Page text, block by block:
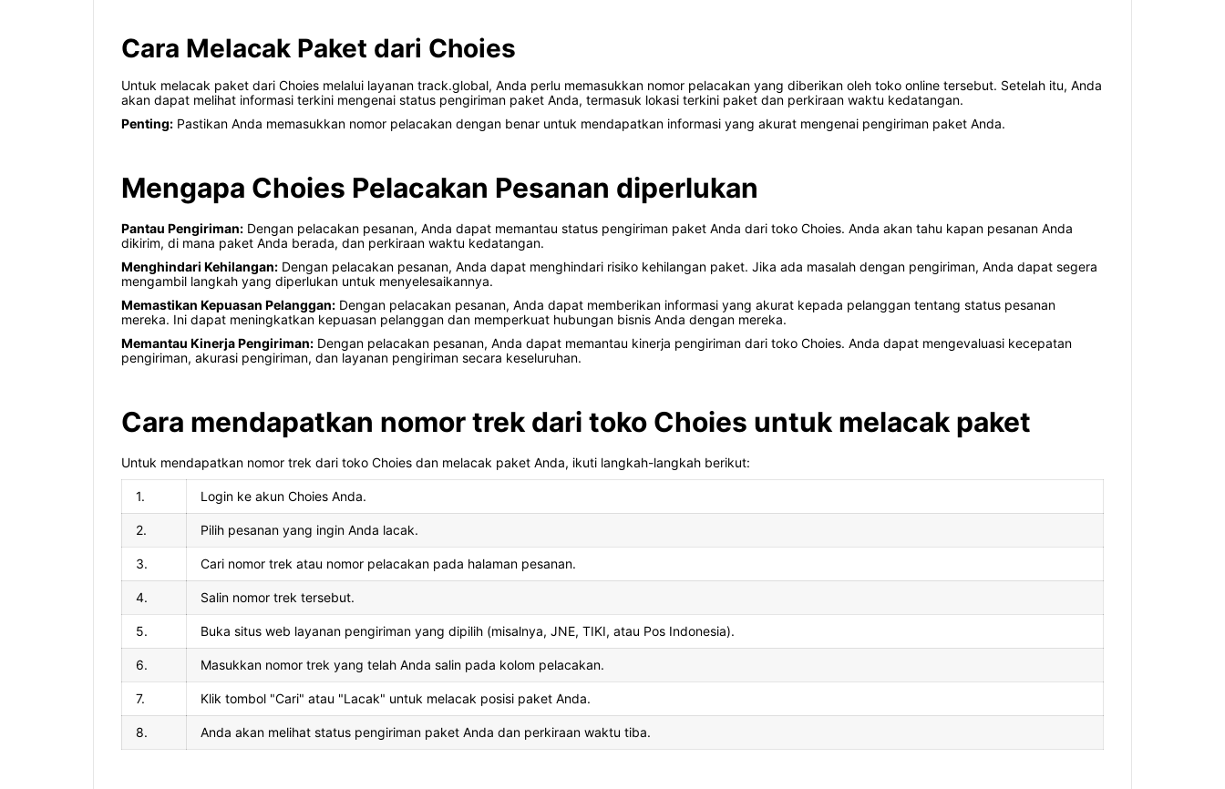
Cara Melacak Paket dari Choies
Untuk melacak paket dari Choies melalui layanan track.global, Anda perlu memasukkan nomor pelacakan yang diberikan oleh toko online tersebut. Setelah itu, Anda
akan dapat melihat informasi terkini mengenai status pengiriman paket Anda, termasuk lokasi terkini paket dan perkiraan waktu kedatangan.
Penting: Pastikan Anda memasukkan nomor pelacakan dengan benar untuk mendapatkan informasi yang akurat mengenai pengiriman paket Anda.
Mengapa Choies Pelacakan Pesanan diperlukan
Pantau Pengiriman: Dengan pelacakan pesanan, Anda dapat memantau status pengiriman paket Anda dari toko Choies. Anda akan tahu kapan pesanan Anda
dikirim, di mana paket Anda berada, dan perkiraan waktu kedatangan.
Menghindari Kehilangan: Dengan pelacakan pesanan, Anda dapat menghindari risiko kehilangan paket. Jika ada masalah dengan pengiriman, Anda dapat segera
mengambil langkah yang diperlukan untuk menyelesaikannya.
Memastikan Kepuasan Pelanggan: Dengan pelacakan pesanan, Anda dapat memberikan informasi yang akurat kepada pelanggan tentang status pesanan
mereka. Ini dapat meningkatkan kepuasan pelanggan dan memperkuat hubungan bisnis Anda dengan mereka.
Memantau Kinerja Pengiriman: Dengan pelacakan pesanan, Anda dapat memantau kinerja pengiriman dari toko Choies. Anda dapat mengevaluasi kecepatan
pengiriman, akurasi pengiriman, dan layanan pengiriman secara keseluruhan.
Cara mendapatkan nomor trek dari toko Choies untuk melacak paket
Untuk mendapatkan nomor trek dari toko Choies dan melacak paket Anda, ikuti langkah-langkah berikut:
1. Login ke akun Choies Anda.
2. Pilih pesanan yang ingin Anda lacak.
3. Cari nomor trek atau nomor pelacakan pada halaman pesanan.
4. Salin nomor trek tersebut.
5. Buka situs web layanan pengiriman yang dipilih (misalnya, JNE, TIKI, atau Pos Indonesia).
6. Masukkan nomor trek yang telah Anda salin pada kolom pelacakan.
7. Klik tombol "Cari" atau "Lacak" untuk melacak posisi paket Anda.
8. Anda akan melihat status pengiriman paket Anda dan perkiraan waktu tiba.